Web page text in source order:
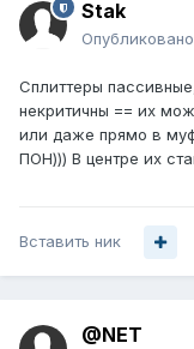
Stak
Опубликовано
Сплиттеры
некритичны == их
или даже прямо в
ПОН))) В центре их
Вставить ник
@NET